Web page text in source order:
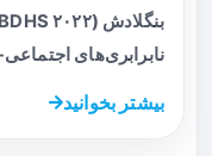
نابرابری‌های
بیشتر بخوانید